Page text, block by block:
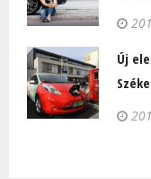
Új